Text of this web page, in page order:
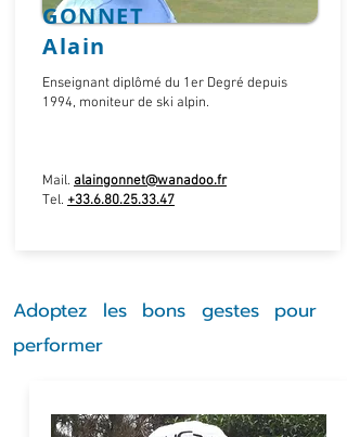
GONNET
Alain
Enseignant diplômé du 1er Degré depuis
1994, moniteur de ski alpin.
Mail. alaingonnet@wanadoo.fr
Tel. +33.6.80.25.33.47
Adoptez les bons gestes pour
performer